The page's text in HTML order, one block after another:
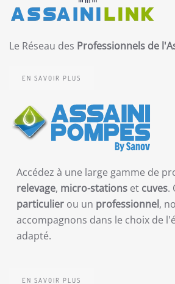
Le Réseau des Professionnels de
EN SAVOIR PLUS
Accédez à une large gamme de
relevage, micro-stations et cuves.
particulier ou un professionnel,
accompagnons dans le choix de
adapté.
EN SAVOIR PLUS